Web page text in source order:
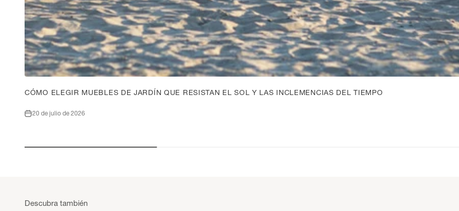
CÓMO ELEGIR MUEBLES DE JARDÍN QUE RESISTAN EL SOL Y LAS INCLEMENCIAS DEL TIEMPO
20 de julio de 2026
Descubra también
DESCUBRIR